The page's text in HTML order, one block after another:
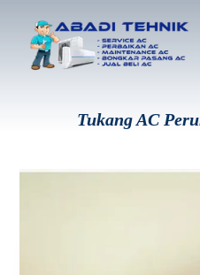
Tukang AC